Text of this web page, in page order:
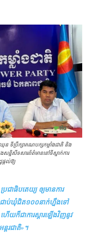
ន ទីប្រឹក្សា​គណបក្ស​កម្លាំង​ជាតិ និង​
ន្និសីទ​សារព័ត៌​មាននៅ​ទីស្នាក់ការ​
ដល់ឱ្យ
រជាធិបតេយ្យ ឲ្យ​មានការ​
ជាប់ឃុំ​ជិត​១០០​នាក់​ហ្នឹង​ទៅ
ើយក៏​ជា​ការ​ស្តារ​ឡើងវិញ​នូវ​
តរជាតិ»។